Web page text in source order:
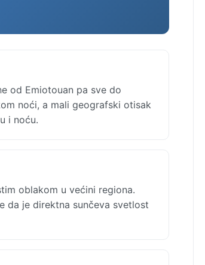
od Emiotouan pa sve do
noći, a mali geografski otisak
i noću.
oblakom u većini regiona.
da je direktna sunčeva svetlost